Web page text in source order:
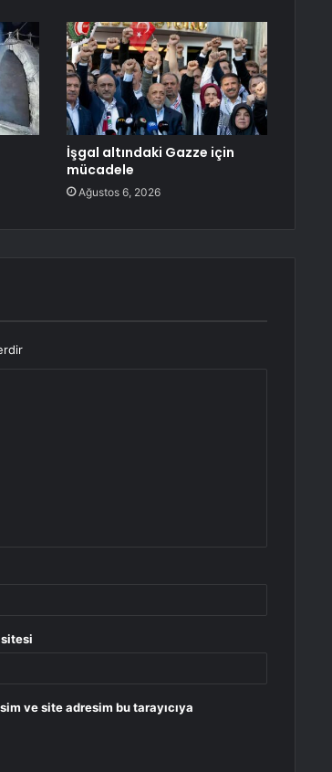
İşgal altındaki Gazze için
mücadele
Ağustos 6, 2026
ve site adresim bu tarayıcıya